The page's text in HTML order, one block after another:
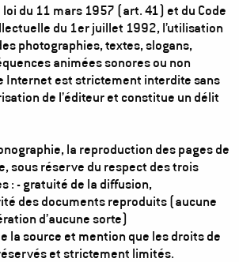
du 11 mars 1957 (art. 41) et du Code
du 1er juillet 1992, l’utilisation
photographies, textes, slogans,
animées sonores ou non
Internet est strictement interdite sans
de l’éditeur et constitue un délit
la reproduction des pages de
sous réserve du respect des trois
: - gratuité de la diffusion,
des documents reproduits (aucune
d’aucune sorte)
la source et mention que les droits de
et strictement limités.